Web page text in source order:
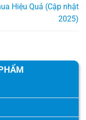
Hiệu Quả (Cập nhật
2025)